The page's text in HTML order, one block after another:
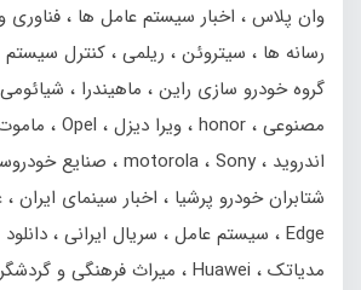
وان پلاس
اخبار سیستم عامل ها فناوری
رسانه ها
سیتروئن ریلمی کنترل سیستم
گروه خودرو سازی راین
ماهیندرا
مصنوعی honor ویرا دیزل Opel
اندروید
motorola Sony صنایع
شتابران خودرو پرشیا
اخبار سینمای ایران
Edge
سیستم عامل سریال ایرانی
مدیاتک
Huawei میراث فرهنگی و